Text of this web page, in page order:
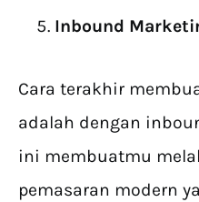
Inbound
Cara terakhir
adalah dengan
ini membuatmu
pemasaran modern